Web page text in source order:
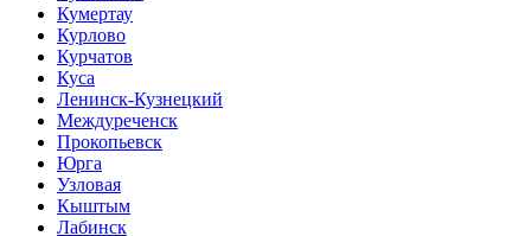
Кумертау
Курлово
Курчатов
Куса
Ленинск-Кузнецкий
Междуреченск
Прокопьевск
Юрга
Узловая
Кыштым
Лабинск